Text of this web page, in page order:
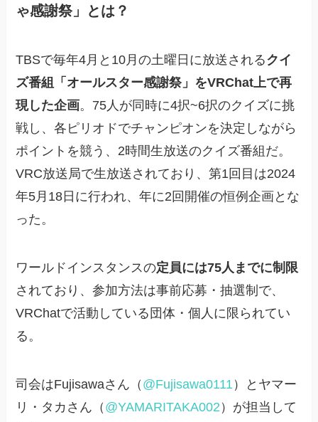
ゃ感謝祭」とは？
TBSで毎年4月と10月の土曜日に放送されるクイ
ズ番組「オールスター感謝祭」をVRChat上で再
現した企画。75人が同時に4択~6択のクイズに挑
戦し、各ピリオドでチャンピオンを決定しながら
ポイントを競う、2時間生放送のクイズ番組だ。
VRC放送局で生放送されており、第1回目は2024
年5月18日に行われ、年に2回開催の恒例企画とな
った。
ワールドインスタンスの定員には75人までに制限
されており、参加方法は事前応募・抽選制で、
VRChatで活動している団体・個人に限られてい
る。
司会はFujisawaさん（ @Fujisawa0111 ）とヤマー
リ・タカさん（ @YAMARITAKA002 ）が担当して